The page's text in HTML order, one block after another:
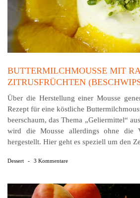
BUTTERMILCHMOUSSE MIT
ZITRUSFRÜCHTEN
Über die Herstellung einer Mousse
Rezept für eine köstliche
beer­schaum, das Thema „Gelier­mittel“
wird die Mousse allerdings ohne die
hergestellt. Hier geht es speziell um den
Dessert - 3 Kommentare